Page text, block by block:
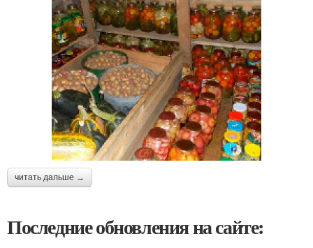
читать дальше →
Последние обновления на сайте: